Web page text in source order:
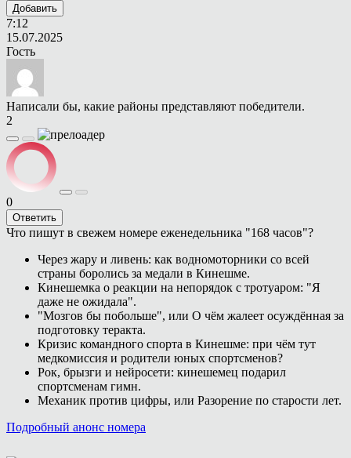
Добавить
7:12
15.07.2025
Гость
Написали бы, какие районы представляют победители.
2
0
Ответить
Что пишут в свежем номере еженедельника "168 часов"?
Через жару и ливень: как водномоторники со всей
страны боролись за медали в Кинешме.
Кинешемка о реакции на непорядок с тротуаром: "Я
даже не ожидала".
"Мозгов бы побольше", или О чём жалеет осуждённая за
подготовку теракта.
Кризис командного спорта в Кинешме: при чём тут
медкомиссия и родители юных спортсменов?
Рок, брызги и нейросети: кинешемец подарил
спортсменам гимн.
Механик против цифры, или Разорение по старости лет.
Подробный анонс номера